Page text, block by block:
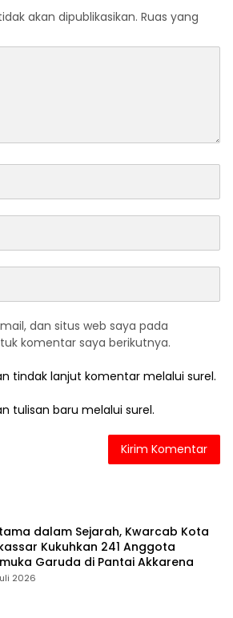
PBB-P2 Tahun 2026
akan dipublikasikan. Ruas yang
dan situs web saya pada
komentar saya berikutnya.
tindak lanjut komentar melalui surel.
tulisan baru melalui surel.
dalam Sejarah, Kwarcab Kota
Kukuhkan 241 Anggota
Garuda di Pantai Akkarena
2026